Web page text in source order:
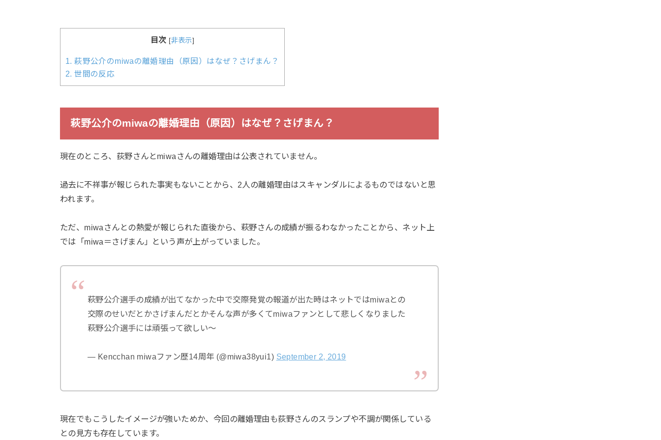
目次 [非表示]
1. 萩野公介のmiwaの離婚理由（原因）はなぜ？さげまん？
2. 世間の反応
萩野公介のmiwaの離婚理由（原因）はなぜ？さげまん？
現在のところ、荻野さんとmiwaさんの離婚理由は公表されていません。
過去に不祥事が報じられた事実もないことから、2人の離婚理由はスキャンダルによるものではないと思
われます。
ただ、miwaさんとの熱愛が報じられた直後から、萩野さんの成績が振るわなかったことから、ネット上
では「miwa＝さげまん」という声が上がっていました。
萩野公介選手の成績が出てなかった中で交際発覚の報道が出た時はネットではmiwaとの
交際のせいだとかさげまんだとかそんな声が多くてmiwaファンとして悲しくなりました
萩野公介選手には頑張って欲しい～
— Kencchan miwaファン歴14周年 (@miwa38yui1) September 2, 2019
現在でもこうしたイメージが強いためか、今回の離婚理由も荻野さんのスランプや不調が関係している
との見方も存在しています。